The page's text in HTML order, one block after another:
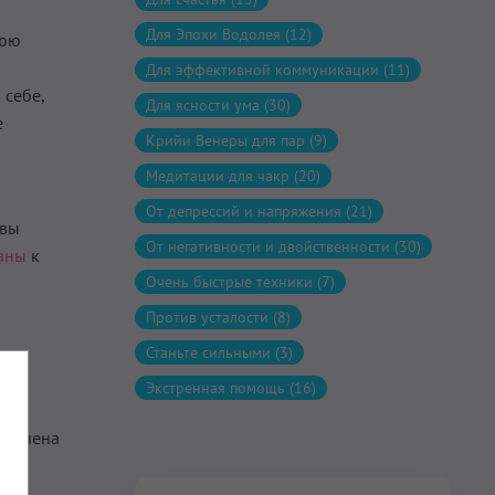
к
Для Эпохи Водолея (12)
Для эффективной коммуникации (11)
Для ясности ума (30)
Крийи Венеры для пар (9)
Медитации для чакр (20)
От депрессий и напряжения (21)
От негативности и двойственности (30)
Очень быстрые техники (7)
Против усталости (8)
Станьте сильными (3)
Экстренная помощь (16)